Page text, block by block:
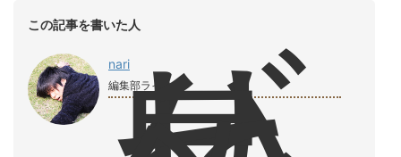
この記事を書いた人
nari
編集部ライター